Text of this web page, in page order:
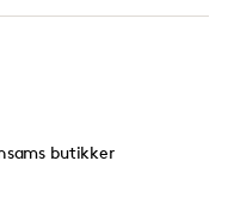
butikker